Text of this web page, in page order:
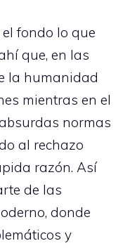
fondo lo que
que, en las
la humanidad
mientras en el
normas
al rechazo
razón. Así
de las
donde
y